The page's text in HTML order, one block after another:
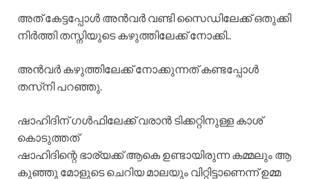
അത് കേട്ടപ്പോൾ അൻവർ വണ്ടി സൈഡിലേക്ക് ഒതുക്കി
നിർത്തി തസ്നിയുടെ കഴുത്തിലേക്ക് നോക്കി..
അൻവർ കഴുത്തിലേക്ക് നോക്കുന്നത് കണ്ടപ്പോൾ
തസ്‌നി പറഞ്ഞു.
ഷാഹിദിന് ഗൾഫിലേക്ക് വരാൻ ടിക്കറ്റിനുള്ള കാശ്
കൊടുത്തത്
ഷാഹിദിന്റെ ഭാര്യക്ക് ആകെ ഉണ്ടായിരുന്ന കമ്മലും ആ
കുഞ്ഞു മോളുടെ ചെറിയ മാലയും വിറ്റിട്ടാണെന്ന് ഉമ്മ